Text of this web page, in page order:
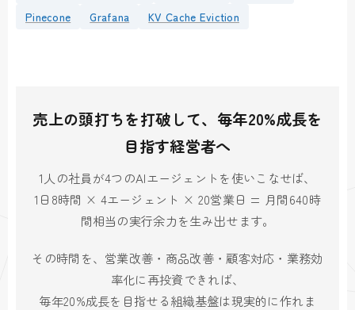
Pinecone
Grafana KV Cache Eviction
売上の頭打ちを打破して、毎年20%成長を
目指す経営者へ
1人の社員が4つのAIエージェントを使いこなせば、
1日8時間 × 4エージェント × 20営業日 = 月間640時
間相当の実行余力を生み出せます。
その時間を、営業改善・商品改善・顧客対応・業務効
率化に再投資できれば、
毎年20%成長を目指せる組織基盤は現実的に作れま